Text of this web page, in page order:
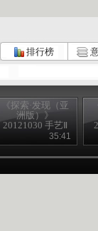
排行榜
《探索·发现（亚
洲版）》
20121030 手艺Ⅱ
——花丝镶嵌
35:41